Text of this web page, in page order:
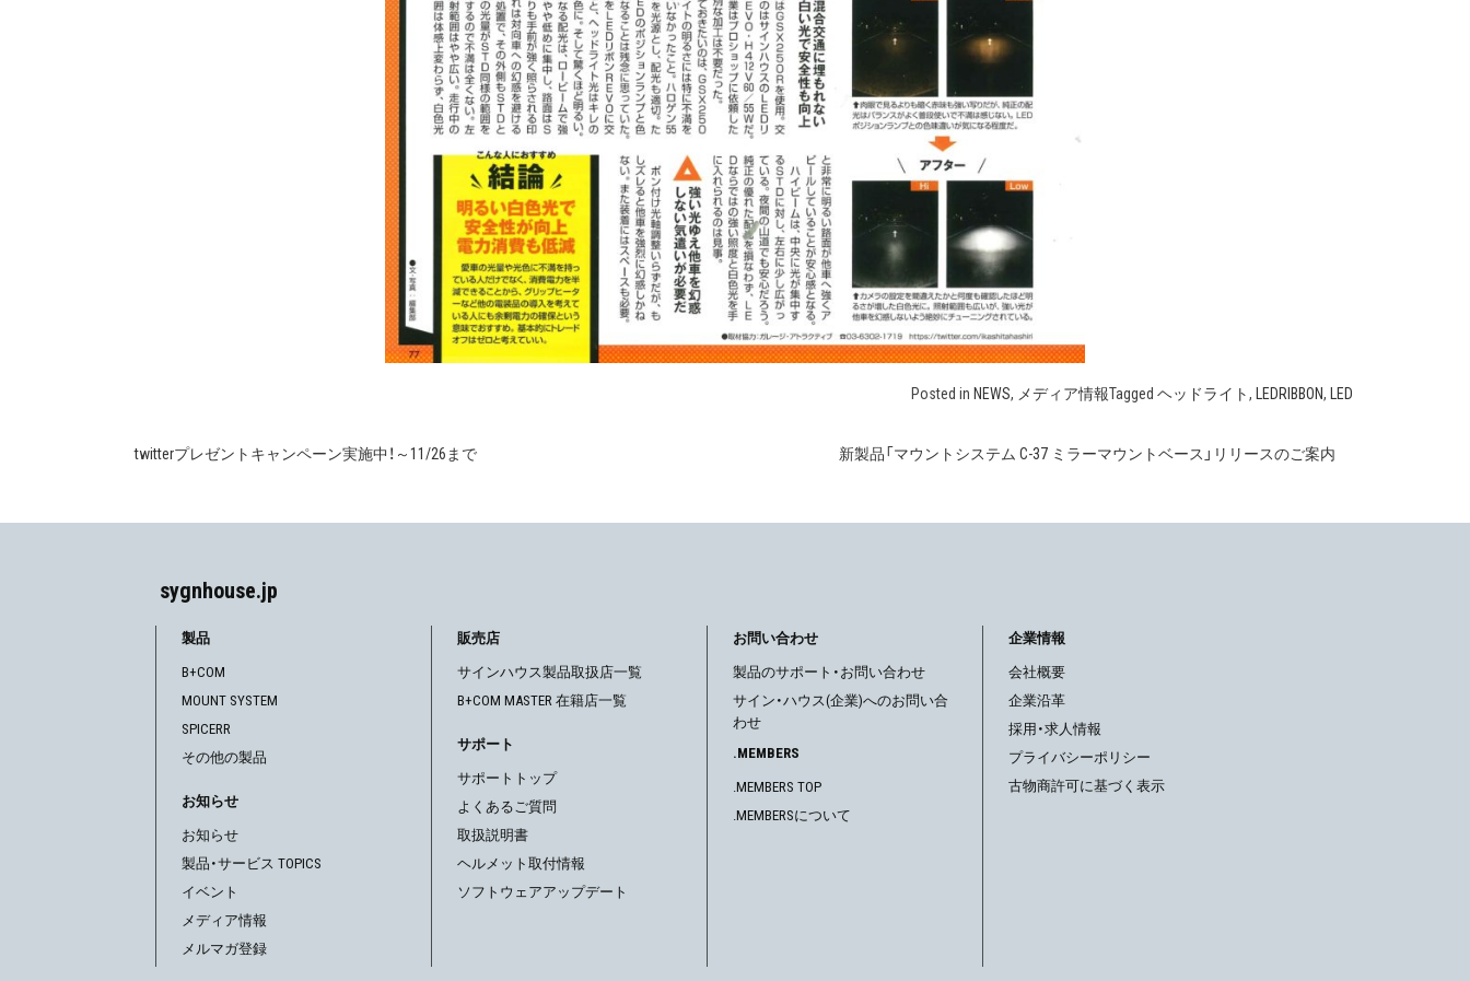
Posted in NEWS, メディア情報Tagged ヘッドライト, LEDRIBBON, LED
投
twitterプレゼントキャンペーン実施中！～11/26まで 新製品「マウントシステム C-37 ミラーマウントベース」リリースのご案内
sygnhouse.jp
製品
B+COM
MOUNT SYSTEM
SPICERR
その他の製品
お知らせ
お知らせ
製品・サービス TOPICS
イベント
メディア情報
メルマガ登録
販売店
サインハウス製品取扱店一覧
B+COM MASTER 在籍店一覧
サポート
サポートトップ
よくあるご質問
取扱説明書
ヘルメット取付情報
ソフトウェアアップデート
お問い合わせ
製品のサポート・お問い合わせ
サイン・ハウス(企業)へのお問い合
わせ
.MEMBERS
.MEMBERS TOP
.MEMBERSについて
企業情報
会社概要
企業沿革
採用・求人情報
プライバシーポリシー
古物商許可に基づく表示